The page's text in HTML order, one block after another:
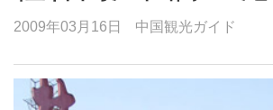
2009年03月16日 中国観光ガイド